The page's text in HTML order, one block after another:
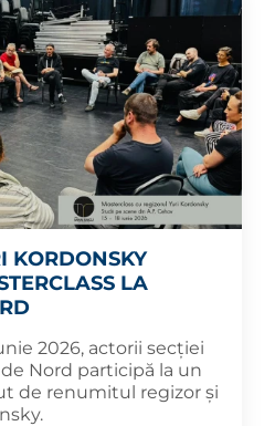
KORDONSKY
LA
2026, actorii secției
Nord participă la un
de renumitul regizor și